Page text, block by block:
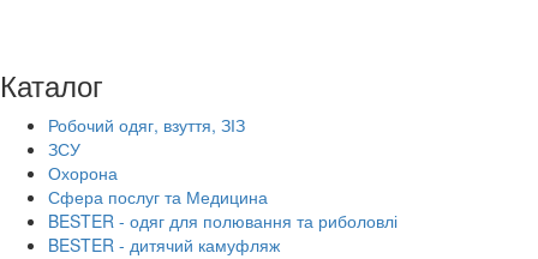
Каталог
Робочий одяг, взуття, ЗІЗ
ЗСУ
Охорона
Сфера послуг та Медицина
BESTER - одяг для полювання та риболовлі
BESTER - дитячий камуфляж